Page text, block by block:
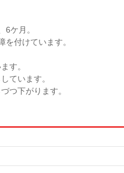
6ケ月。
を付けています。
す。
ています。
つ下がります。